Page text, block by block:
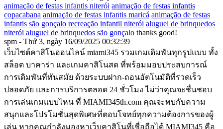
animação de festas infantis niterói animação de festas infantis
copacabana animação de festas infantis maricá animação de festas
infantis são gonçalo recreação infantil niterói aluguel de brinquedos
niterói aluguel de brinquedos são gonçalo thanks good!
spm - Thứ 3, ngày 16/09/2025 00:32:39
เว็บไซต์คาสิโนออนไลน์ miami345 รวมเกมเดิมพันทุกรูปแบบ ทั้ง
สล็อต บาคาร่า และเกมคาสิโนสด ที่พร้อมมอบประสบการณ์
การเดิมพันที่ทันสมัย ด้วยระบบฝาก-ถอนอัตโนมัติที่รวดเร็ว
ปลอดภัย และการบริการตลอด 24 ชั่วโมง ไม่ว่าคุณจะชื่นชอบ
การเล่นเกมแบบไหน ที่ MIAMI345th.com คุณจะพบกับความ
สนุกและโปรโมชั่นสุดพิเศษที่ตอบโจทย์ทุกความต้องการของผู้
เล่น หากคุณกำลังมองหาเว็บคาสิโนที่เชื่อถือได้ MIAMI345 คือ